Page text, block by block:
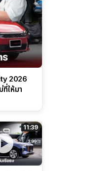
2026
ให้มา
11:39